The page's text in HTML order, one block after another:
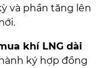
và phần tăng lên
khí LNG dài
ký hợp đồng